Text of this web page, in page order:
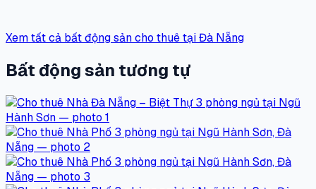
Xem tất cả bất động sản cho thuê tại Đà Nẵng
Bất động sản tương tự